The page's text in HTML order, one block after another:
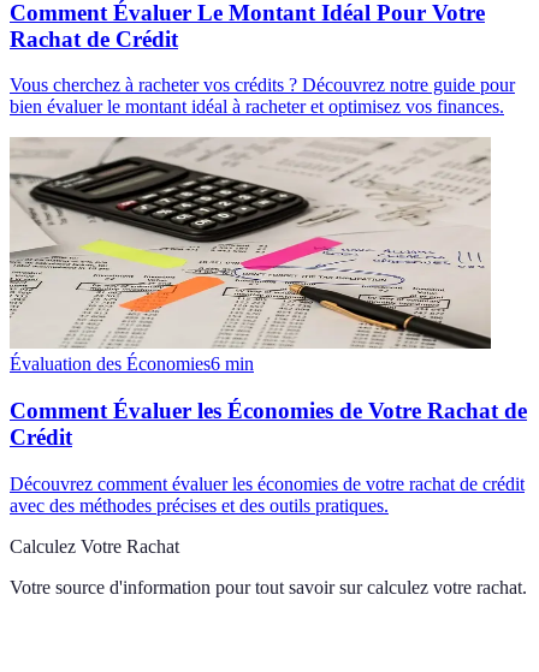
Comment Évaluer Le Montant Idéal Pour Votre
Rachat de Crédit
Vous cherchez à racheter vos crédits ? Découvrez notre guide pour
bien évaluer le montant idéal à racheter et optimisez vos finances.
Évaluation des Économies6 min
Comment Évaluer les Économies de Votre Rachat de
Crédit
Découvrez comment évaluer les économies de votre rachat de crédit
avec des méthodes précises et des outils pratiques.
Calculez Votre Rachat
Votre source d'information pour tout savoir sur calculez votre rachat.